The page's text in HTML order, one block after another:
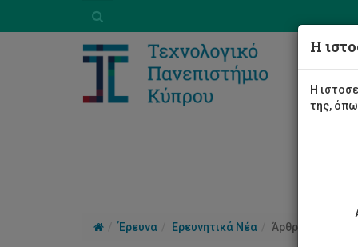
Έρευνα Ερευνητικά Νέα Άρθρο
Η
Η
της,